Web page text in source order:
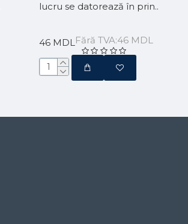
lucru se datorează în prin..
46 MDLFără TVA:46 MDL